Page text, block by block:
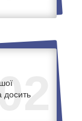
досить